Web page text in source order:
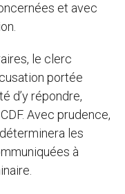
et avec
le clerc
portée
d’y répondre,
Avec prudence,
les
à